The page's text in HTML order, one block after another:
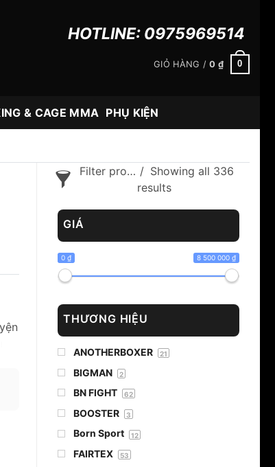
HOTLINE: 0975969514
GIỎ HÀNG /0 ₫ 0
& CAGE MMA PHỤ KIỆN
Filter products
Showing all 336
results
GIÁ
0 ₫ 8 500 000 ₫
THƯƠNG HIỆU
ANOTHERBOXER 21
BIGMAN 2
BN FIGHT 62
BOOSTER 3
Born Sport 12
FAIRTEX 53